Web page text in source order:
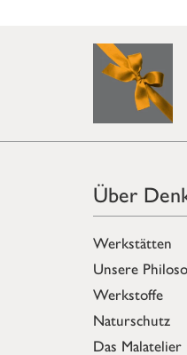
Über
Werkstätten
Unsere
Werkstoffe
Naturschutz
Das Malatelier